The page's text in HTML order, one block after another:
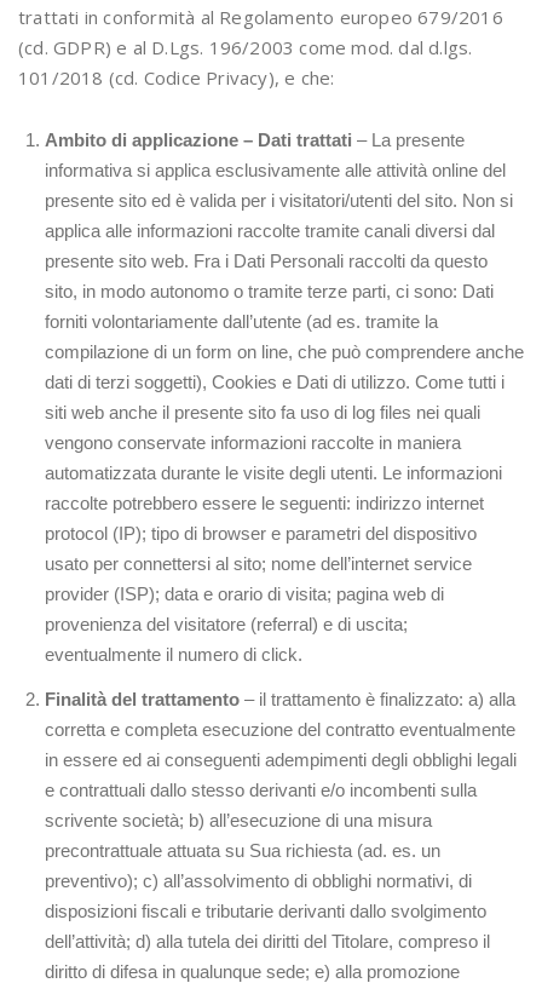
trattati in conformità al Regolamento europeo 679/2016
(cd. GDPR) e al D.Lgs. 196/2003 come mod. dal d.lgs.
101/2018 (cd. Codice Privacy), e che:
Ambito di applicazione – Dati trattati – La presente
informativa si applica esclusivamente alle attività online del
presente sito ed è valida per i visitatori/utenti del sito. Non si
applica alle informazioni raccolte tramite canali diversi dal
presente sito web. Fra i Dati Personali raccolti da questo
sito, in modo autonomo o tramite terze parti, ci sono: Dati
forniti volontariamente dall’utente (ad es. tramite la
compilazione di un form on line, che può comprendere anche
dati di terzi soggetti), Cookies e Dati di utilizzo. Come tutti i
siti web anche il presente sito fa uso di log files nei quali
vengono conservate informazioni raccolte in maniera
automatizzata durante le visite degli utenti. Le informazioni
raccolte potrebbero essere le seguenti: indirizzo internet
protocol (IP); tipo di browser e parametri del dispositivo
usato per connettersi al sito; nome dell’internet service
provider (ISP); data e orario di visita; pagina web di
provenienza del visitatore (referral) e di uscita;
eventualmente il numero di click.
Finalità del trattamento – il trattamento è finalizzato: a) alla
corretta e completa esecuzione del contratto eventualmente
in essere ed ai conseguenti adempimenti degli obblighi legali
e contrattuali dallo stesso derivanti e/o incombenti sulla
scrivente società; b) all’esecuzione di una misura
precontrattuale attuata su Sua richiesta (ad. es. un
preventivo); c) all’assolvimento di obblighi normativi, di
disposizioni fiscali e tributarie derivanti dallo svolgimento
dell’attività; d) alla tutela dei diritti del Titolare, compreso il
diritto di difesa in qualunque sede; e) alla promozione